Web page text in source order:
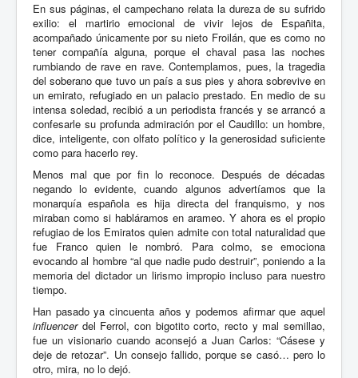
En sus páginas, el campechano relata la dureza de su sufrido
exilio: el martirio emocional de vivir lejos de Españita,
acompañado únicamente por su nieto Froilán, que es como no
tener compañía alguna, porque el chaval pasa las noches
rumbiando de rave en rave. Contemplamos, pues, la tragedia
del soberano que tuvo un país a sus pies y ahora sobrevive en
un emirato, refugiado en un palacio prestado. En medio de su
intensa soledad, recibió a un periodista francés y se arrancó a
confesarle su profunda admiración por el Caudillo: un hombre,
dice, inteligente, con olfato político y la generosidad suficiente
como para hacerlo rey.
Menos mal que por fin lo reconoce. Después de décadas
negando lo evidente, cuando algunos advertíamos que la
monarquía española es hija directa del franquismo, y nos
miraban como si habláramos en arameo. Y ahora es el propio
refugiao de los Emiratos quien admite con total naturalidad que
fue Franco quien le nombró. Para colmo, se emociona
evocando al hombre “al que nadie pudo destruir”, poniendo a la
memoria del dictador un lirismo impropio incluso para nuestro
tiempo.
Han pasado ya cincuenta años y podemos afirmar que aquel
influencerdel Ferrol, con bigotito corto, recto y mal semillao,
fue un visionario cuando aconsejó a Juan Carlos: “Cásese y
deje de retozar”. Un consejo fallido, porque se casó… pero lo
otro, mira, no lo dejó.